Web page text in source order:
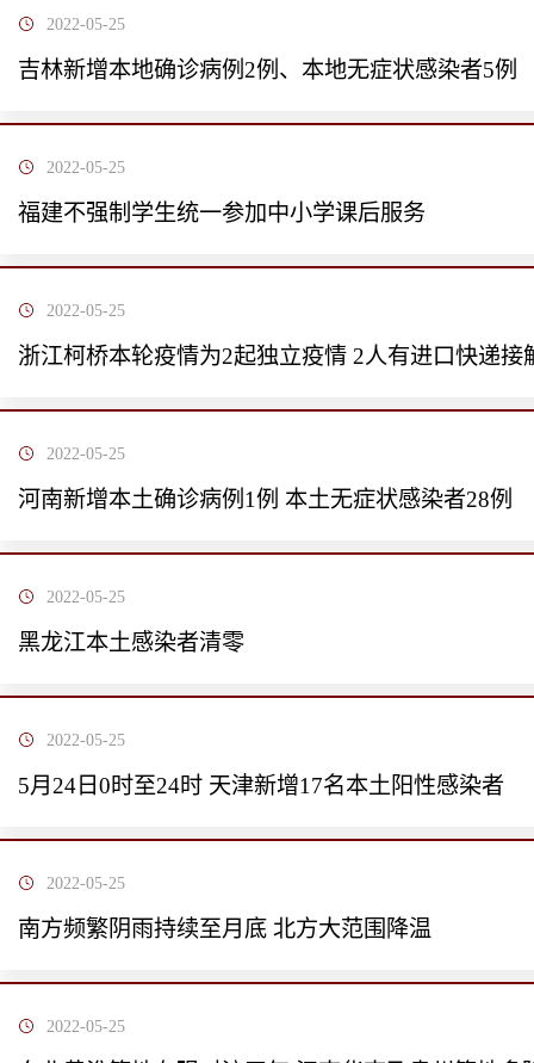
2022-05-25
吉林新增本地确诊病例2例、本地无症状感染者5例
2022-05-25
福建不强制学生统一参加中小学课后服务
2022-05-25
浙江柯桥本轮疫情为2起独立疫情 2人有进口快递接
2022-05-25
河南新增本土确诊病例1例 本土无症状感染者28例
2022-05-25
黑龙江本土感染者清零
2022-05-25
5月24日0时至24时 天津新增17名本土阳性感染者
2022-05-25
南方频繁阴雨持续至月底 北方大范围降温
2022-05-25